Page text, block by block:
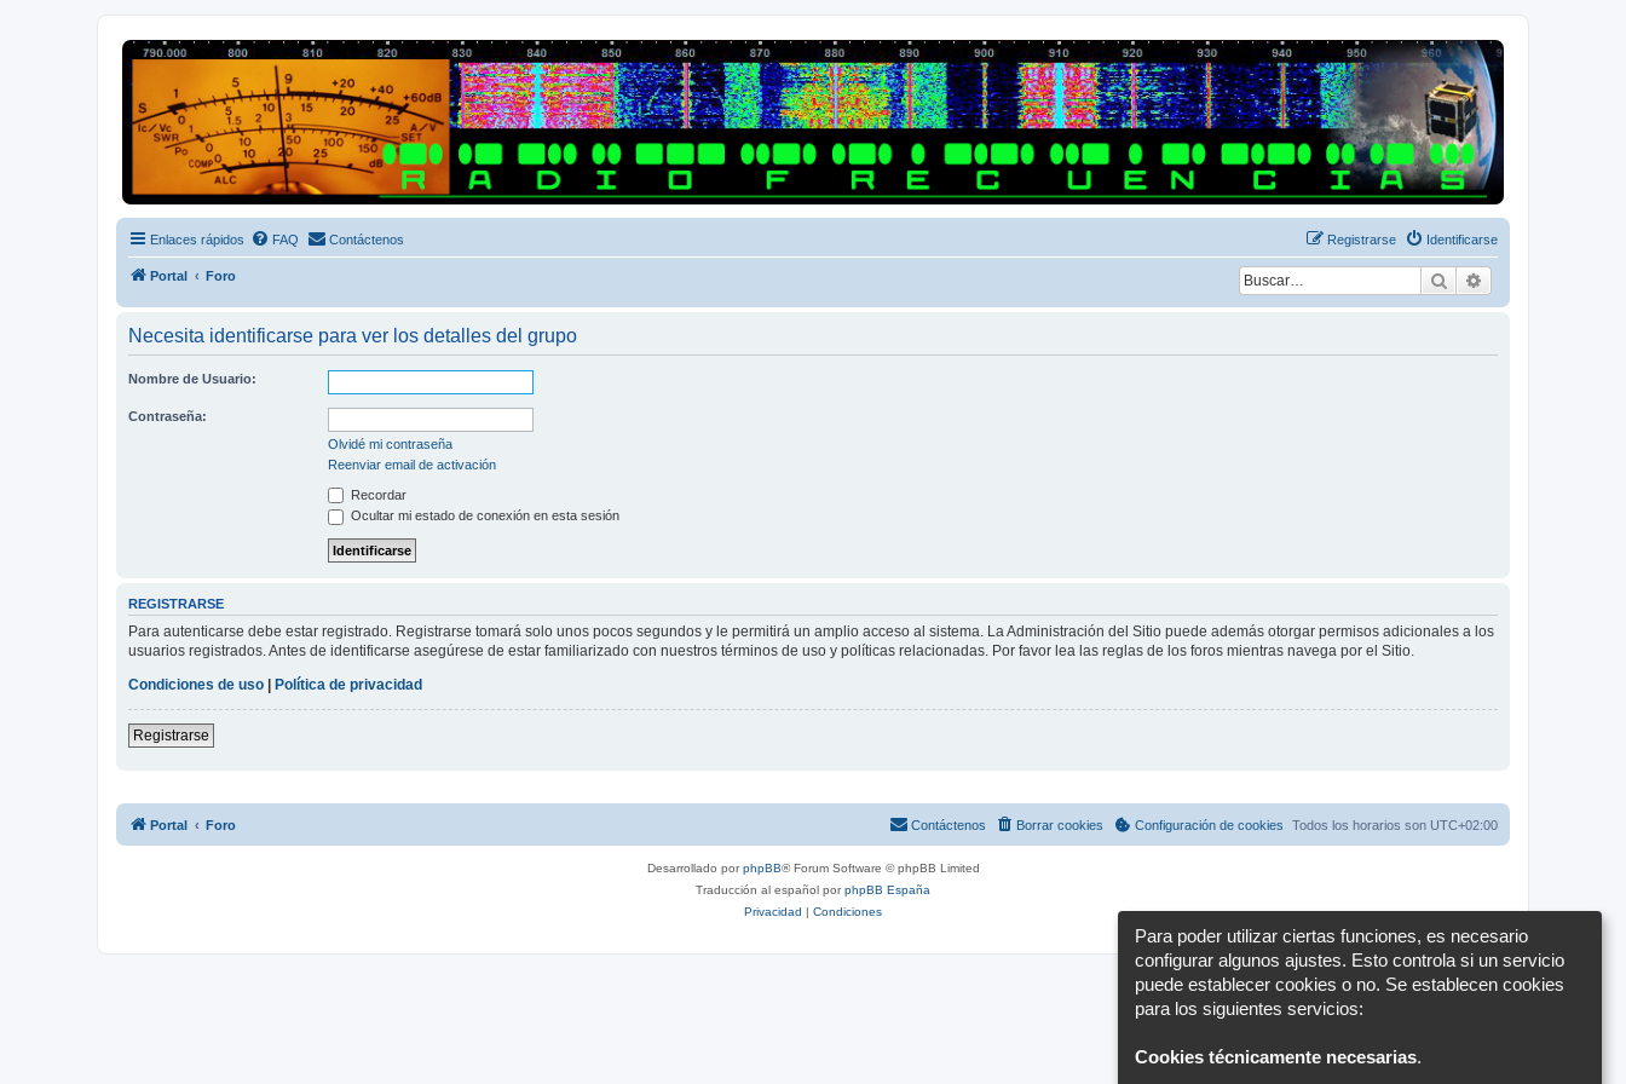
Radio Frecuencias
Foro de Radio Frecuencias
Enlaces rápidos FAQ Contáctenos Identificarse
Registrarse
Portal Foro Buscar
Necesita identificarse para ver los detalles del grupo
Nombre de Usuario:
Contraseña:
Olvidé mi contraseña
Reenviar email de activación
Recordar
Ocultar mi estado de conexión en esta sesión
REGISTRARSE
Para autenticarse debe estar registrado. Registrarse tomará solo unos pocos segundos y le permitirá un amplio acceso al sistema. La Administración del Sitio puede además otorgar permisos adicionales a los
usuarios registrados. Antes de identificarse asegúrese de estar familiarizado con nuestros términos de uso y políticas relacionadas. Por favor lea las reglas de los foros mientras navega por el Sitio.
Condiciones de uso
Política de privacidad
Registrarse
Portal Foro Todos los horarios son UTC+02:00
Configuración de cookies
Borrar cookies
Contáctenos
Desarrollado porphpBB® Forum Software © phpBB Limited
Traducción al español porphpBB España
Privacidad
Condiciones
Para poder utilizar ciertas funciones, es necesario
configurar algunos ajustes. Esto controla si un servicio
puede establecer cookies o no. Se establecen cookies
para los siguientes servicios:
Cookies técnicamente necesarias.